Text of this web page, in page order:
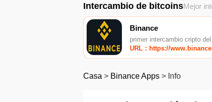
Intercambio de bitcoinsMejor
Binance
primer intercambio cripto del
URL：https://
Casa > Binance Apps > Info